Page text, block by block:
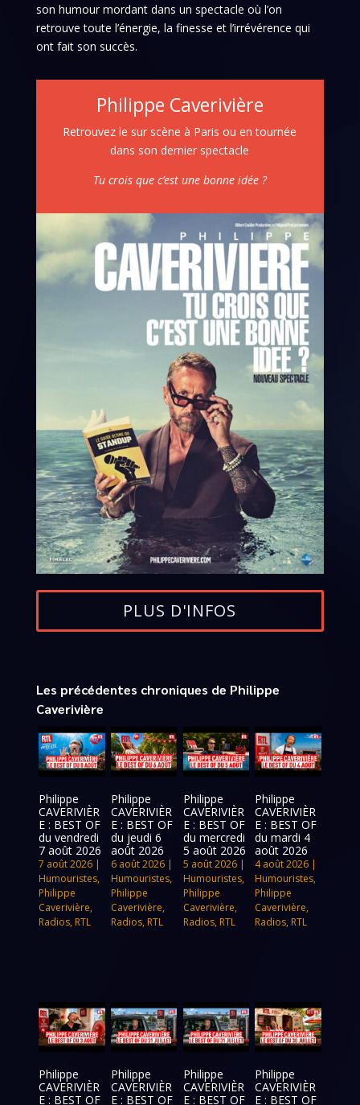
son humour mordant dans un spectacle où l’on
retrouve toute l’énergie, la finesse et l’irrévérence qui
ont fait son succès.
Philippe Caverivière
Retrouvez le sur scène à Paris ou en tournée
dans son dernier spectacle
Tu crois que c’est une bonne idée ?
PLUS D'INFOS
Les précédentes chroniques de Philippe
Caverivière
Philippe
CAVERIVIÈR
E : BEST OF
du vendredi
7 août 2026
7 août 2026 |
Humouristes,
Philippe
Caverivière,
Radios, RTL
Philippe
CAVERIVIÈR
E : BEST OF
du jeudi 6
août 2026
6 août 2026|
Humouristes,
Philippe
Caverivière,
Radios, RTL
Philippe
CAVERIVIÈR
E : BEST OF
du mercredi
5 août 2026
5 août 2026|
Humouristes,
Philippe
Caverivière,
Radios, RTL
Philippe
CAVERIVIÈR
E : BEST OF
du mardi 4
août 2026
4 août 2026 |
Humouristes,
Philippe
Caverivière,
Radios, RTL
Philippe
CAVERIVIÈR
E : BEST OF
Philippe
CAVERIVIÈR
E : BEST OF
Philippe
CAVERIVIÈR
E : BEST OF
Philippe
CAVERIVIÈR
E : BEST OF